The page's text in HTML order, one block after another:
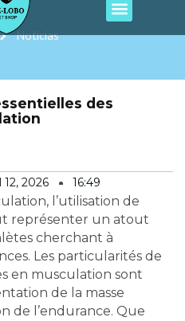
o
e
p
Notícias
des
12, 2026 16:49
l’utilisation de
représenter un atout
cherchant à
Les particularités de
en musculation sont
de la masse
de l’endurance. Que